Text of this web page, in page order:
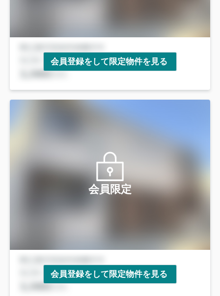
会員登録をして限定物件を見る
会員限定
会員登録をして限定物件を見る